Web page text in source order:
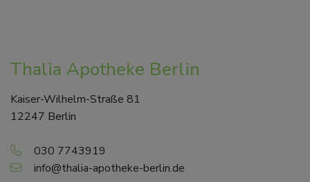
Thalia Apotheke Berlin
Kaiser-Wilhelm-Straße 81
12247 Berlin
030 7743919
info@thalia-apotheke-berlin.de